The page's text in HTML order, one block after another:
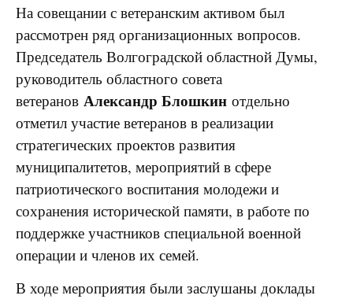
На совещании с ветеранским активом был
рассмотрен ряд организационных вопросов.
Председатель Волгоградской областной Думы,
руководитель областного совета
ветеранов Александр Блошкин отдельно
отметил участие ветеранов в реализации
стратегических проектов развития
муниципалитетов, мероприятий в сфере
патриотического воспитания молодежи и
сохранения исторической памяти, в работе по
поддержке участников специальной военной
операции и членов их семей.
В ходе мероприятия были заслушаны доклады